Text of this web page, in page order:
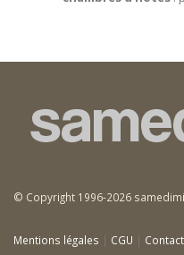
© Copyright 1996-2026
Mentions légales | CGU | Contact